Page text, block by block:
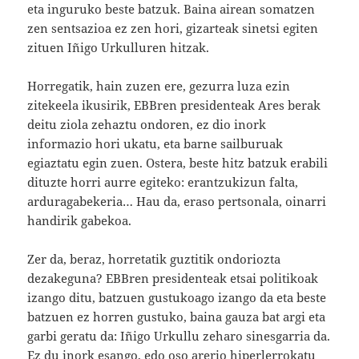
eta inguruko beste batzuk. Baina airean somatzen
zen sentsazioa ez zen hori, gizarteak sinetsi egiten
zituen Iñigo Urkulluren hitzak.
Horregatik, hain zuzen ere, gezurra luza ezin
zitekeela ikusirik, EBBren presidenteak Ares berak
deitu ziola zehaztu ondoren, ez dio inork
informazio hori ukatu, eta barne sailburuak
egiaztatu egin zuen. Ostera, beste hitz batzuk erabili
dituzte horri aurre egiteko: erantzukizun falta,
arduragabekeria… Hau da, eraso pertsonala, oinarri
handirik gabekoa.
Zer da, beraz, horretatik guztitik ondoriozta
dezakeguna? EBBren presidenteak etsai politikoak
izango ditu, batzuen gustukoago izango da eta beste
batzuen ez horren gustuko, baina gauza bat argi eta
garbi geratu da: Iñigo Urkullu zeharo sinesgarria da.
Ez du inork esango, edo oso arerio hiperlerrokatu